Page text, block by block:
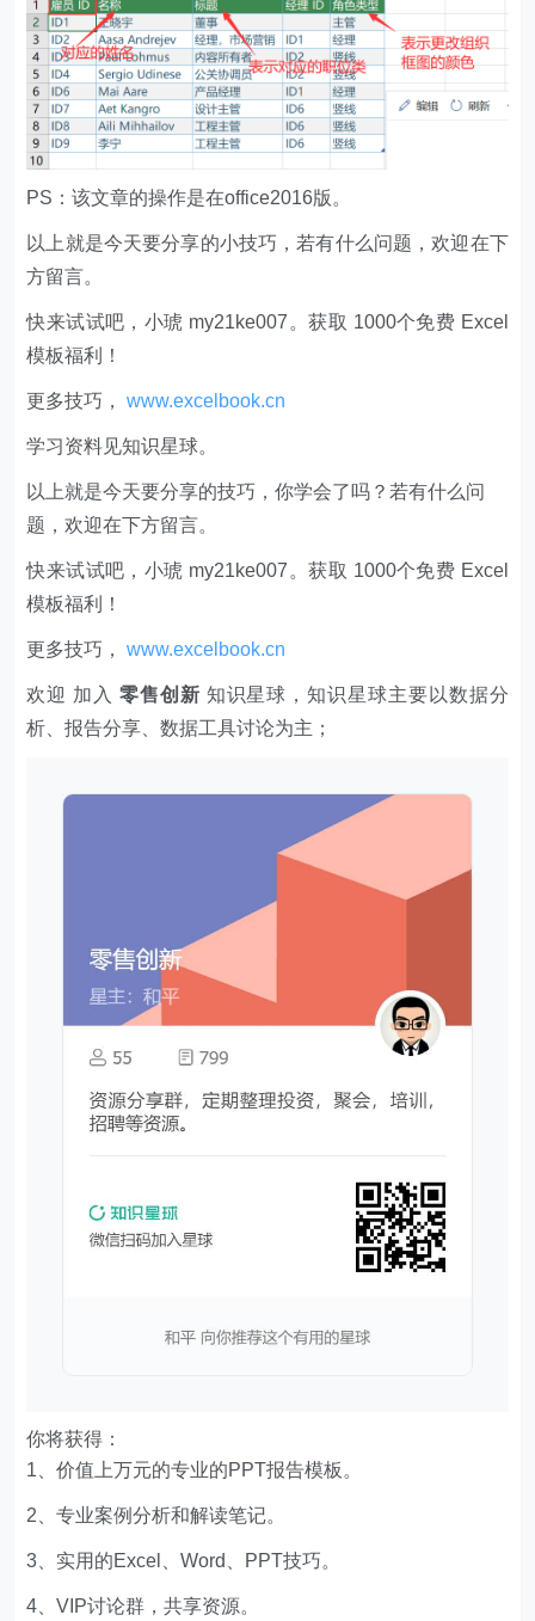
PS：该文章的操作是在office2016版。
以上就是今天要分享的小技巧，若有什么问题，欢迎在下
方留言。
快来试试吧，小琥 my21ke007。获取 1000个免费 Excel
模板福利​​​​！
更多技巧，www.excelbook.cn
学习资料见知识星球。
以上就是今天要分享的技巧，你学会了吗？若有什么问
题，欢迎在下方留言。
快来试试吧，小琥 my21ke007。获取 1000个免费 Excel
模板福利​​​​！
更多技巧，www.excelbook.cn
欢迎 加入 零售创新 知识星球，知识星球主要以数据分
析、报告分享、数据工具讨论为主；
你将获得：
1、价值上万元的专业的PPT报告模板。
2、专业案例分析和解读笔记。
3、实用的Excel、Word、PPT技巧。
4、VIP讨论群，共享资源。